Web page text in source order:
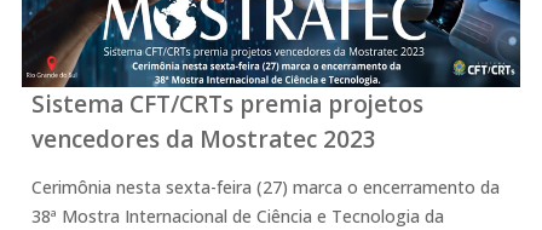
Sistema CFT/CRTs premia projetos
vencedores da Mostratec 2023
Cerimônia nesta sexta-feira (27) marca o encerramento da
38ª Mostra Internacional de Ciência e Tecnologia da